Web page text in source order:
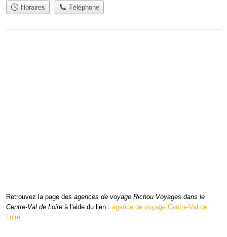
Horaires Téléphone
Retrouvez la page des agences de voyage Richou Voyages dans le
Centre-Val de Loire à l'aide du lien : agence de voyage Centre-Val de
Loire.